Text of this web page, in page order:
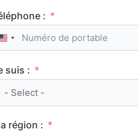
Le classement des
:
United States +1
suis :
région :